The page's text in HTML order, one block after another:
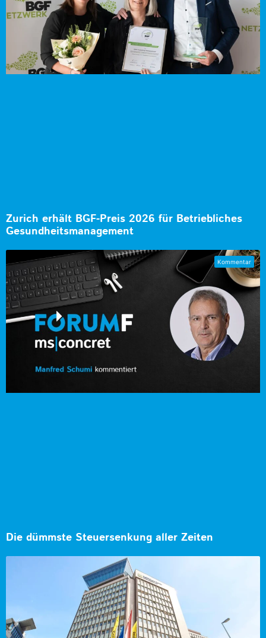
Zurich erhält BGF-Preis 2026 für Betriebliches
Gesundheitsmanagement
Die dümmste Steuersenkung aller Zeiten